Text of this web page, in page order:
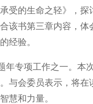
受的生命之轻》，
该书第三章内容，
经验。
专项工作之一。本
与会委员表示，将
慧和力量。